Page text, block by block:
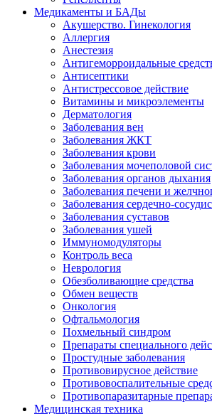
Медикаменты и БАДы
Акушерство. Гинекология
Аллергия
Анестезия
Антигеморроидальные
Антисептики
Антистрессовое действие
Витамины и микроэлементы
Дерматология
Заболевания вен
Заболевания ЖКТ
Заболевания крови
Заболевания мочеполовой
Заболевания органов дыхания
Заболевания печени и
Заболевания сердечно-
Заболевания суставов
Заболевания ушей
Иммуномодуляторы
Контроль веса
Неврология
Обезболивающие средства
Обмен веществ
Онкология
Офтальмология
Похмельный синдром
Препараты специального
Простудные заболевания
Противовирусное действие
Противовоспалительные
Противопаразитарные
Медицинская техника